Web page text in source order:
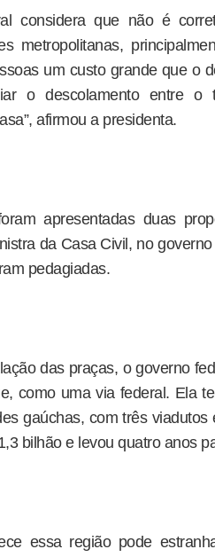
considera que não é
metropolitanas,
um custo grande que o
o descolamento entre
afirmou a presidenta.
apresentadas duas
da Casa Civil, no
pedagiadas.
das praças, o governo
como uma via federal. Ela
gaúchas, com três
bilhão e levou quatro anos
essa região pode